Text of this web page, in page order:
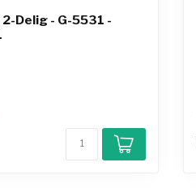
Delig - G-5531 -